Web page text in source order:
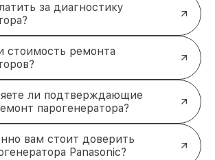
для вашего комфорта.
вернуть
вашему
парогенератору Panasonic
на полную мощность. Обратитесь
чтобы получить качественный
надёжность. Звоните по
254-68-13 или приезжайте по
Камала, д. 41!
за диагностику
стоимость ремонта
ли подтверждающие
парогенератора?
вам стоит доверить
Panasonic?